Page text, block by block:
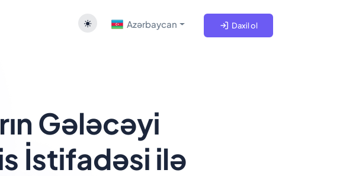
Daxil ol
Azərbaycan
Gələcəyi
İstifadəsi ilə